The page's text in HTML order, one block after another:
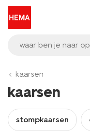
waar ben je naar
kaarsen
kaarsen
stompkaarsen